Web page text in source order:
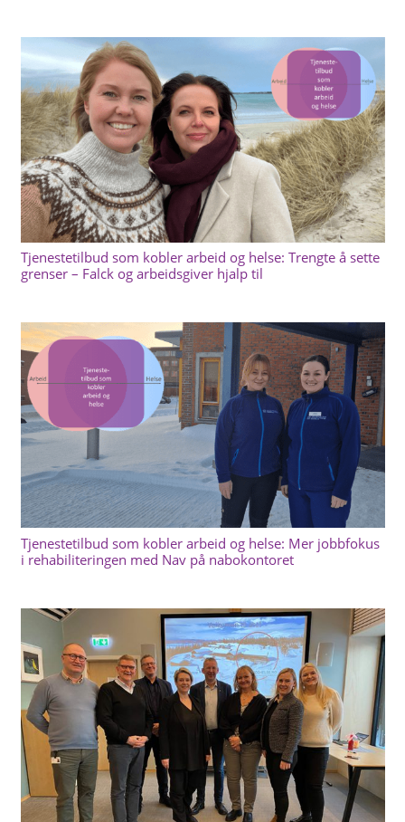
Tjenestetilbud som kobler arbeid og helse: Trengte å sette
grenser – Falck og arbeidsgiver hjalp til
Tjenestetilbud som kobler arbeid og helse: Mer jobbfokus
i rehabiliteringen med Nav på nabokontoret